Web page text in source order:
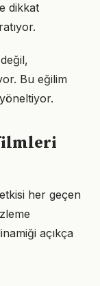
dikkat
Bu eğilim
her geçen
açıkça